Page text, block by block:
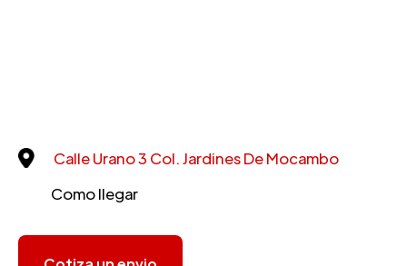
Calle Urano 3 Col. Jardines De Mocambo
Como llegar